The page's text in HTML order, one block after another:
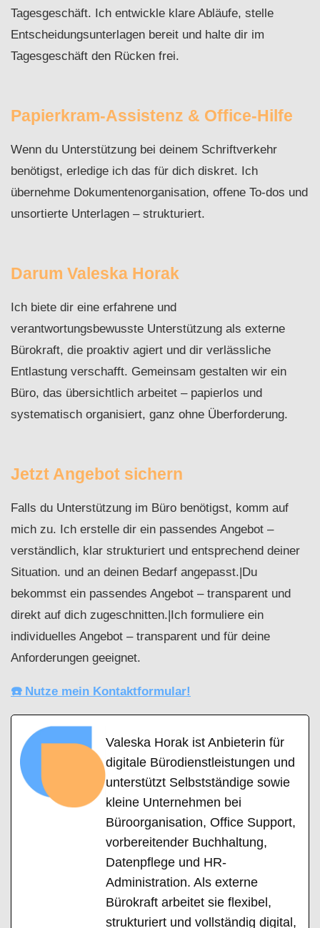
Tagesgeschäft. Ich entwickle klare Abläufe, stelle
Entscheidungsunterlagen bereit und halte dir im
Tagesgeschäft den Rücken frei.
Papierkram-Assistenz & Office-Hilfe
Wenn du Unterstützung bei deinem Schriftverkehr
benötigst, erledige ich das für dich diskret. Ich
übernehme Dokumentenorganisation, offene To-dos und
unsortierte Unterlagen – strukturiert.
Darum Valeska Horak
Ich biete dir eine erfahrene und
verantwortungsbewusste Unterstützung als externe
Bürokraft, die proaktiv agiert und dir verlässliche
Entlastung verschafft. Gemeinsam gestalten wir ein
Büro, das übersichtlich arbeitet – papierlos und
systematisch organisiert, ganz ohne Überforderung.
Jetzt Angebot sichern
Falls du Unterstützung im Büro benötigst, komm auf
mich zu. Ich erstelle dir ein passendes Angebot –
verständlich, klar strukturiert und entsprechend deiner
Situation. und an deinen Bedarf angepasst.|Du
bekommst ein passendes Angebot – transparent und
direkt auf dich zugeschnitten.|Ich formuliere ein
individuelles Angebot – transparent und für deine
Anforderungen geeignet.
☎️ Nutze mein Kontaktformular!
Valeska Horak ist Anbieterin für
digitale Bürodienstleistungen und
unterstützt Selbstständige sowie
kleine Unternehmen bei
Büroorganisation, Office Support,
vorbereitender Buchhaltung,
Datenpflege und HR-
Administration. Als externe
Bürokraft arbeitet sie flexibel,
strukturiert und vollständig digital,